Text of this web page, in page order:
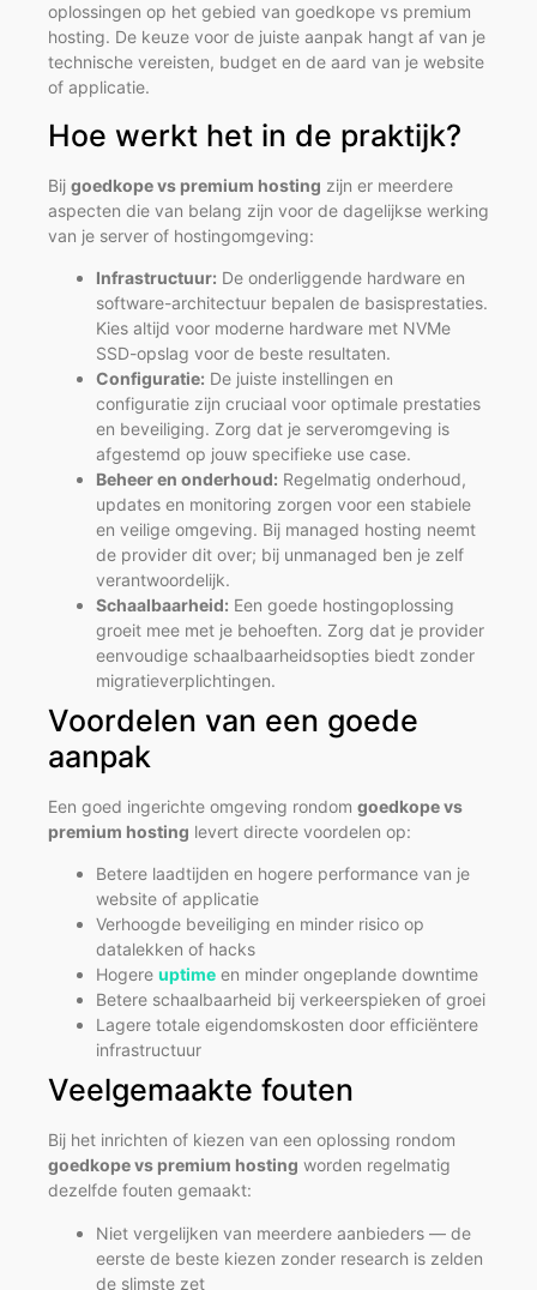
oplossingen op het gebied van goedkope vs premium
hosting. De keuze voor de juiste aanpak hangt af van je
technische vereisten, budget en de aard van je website
of applicatie.
Hoe werkt het in de praktijk?
Bij goedkope vs premium hosting zijn er meerdere
aspecten die van belang zijn voor de dagelijkse werking
van je server of hostingomgeving:
Infrastructuur: De onderliggende hardware en
software-architectuur bepalen de basisprestaties.
Kies altijd voor moderne hardware met NVMe
SSD-opslag voor de beste resultaten.
Configuratie: De juiste instellingen en
configuratie zijn cruciaal voor optimale prestaties
en beveiliging. Zorg dat je serveromgeving is
afgestemd op jouw specifieke use case.
Beheer en onderhoud: Regelmatig onderhoud,
updates en monitoring zorgen voor een stabiele
en veilige omgeving. Bij managed hosting neemt
de provider dit over; bij unmanaged ben je zelf
verantwoordelijk.
Schaalbaarheid: Een goede hostingoplossing
groeit mee met je behoeften. Zorg dat je provider
eenvoudige schaalbaarheidsopties biedt zonder
migratieverplichtingen.
Voordelen van een goede
aanpak
Een goed ingerichte omgeving rondom goedkope vs
premium hosting levert directe voordelen op:
Betere laadtijden en hogere performance van je
website of applicatie
Verhoogde beveiliging en minder risico op
datalekken of hacks
Hogere uptime en minder ongeplande downtime
Betere schaalbaarheid bij verkeerspieken of groei
Lagere totale eigendomskosten door efficiëntere
infrastructuur
Veelgemaakte fouten
Bij het inrichten of kiezen van een oplossing rondom
goedkope vs premium hosting worden regelmatig
dezelfde fouten gemaakt:
Niet vergelijken van meerdere aanbieders — de
eerste de beste kiezen zonder research is zelden
de slimste zet